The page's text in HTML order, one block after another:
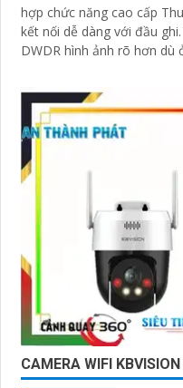
hợp chức năng cao cấp
kết nối dễ dàng với đầu ghi. Trang bị Chống Ngược Sáng
DWDR hình ảnh rõ hơn dù
CAMERA WIFI